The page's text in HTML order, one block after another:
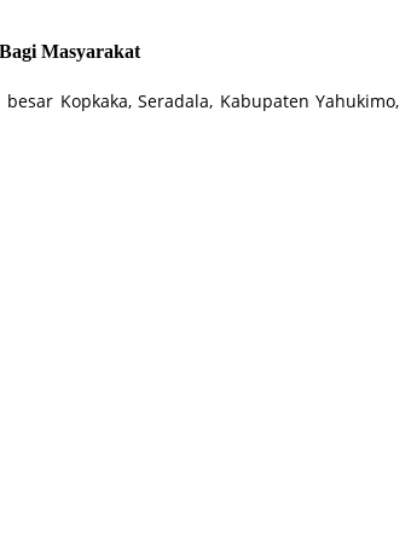
Masyarakat
Kopkaka, Seradala, Kabupaten Yahukimo,